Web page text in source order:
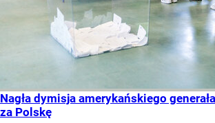
Nagła dymisja amerykańskiego
za Polskę